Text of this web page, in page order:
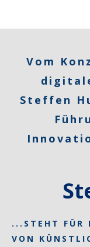
Vom
Steffen
...STEHT FÜR
VON